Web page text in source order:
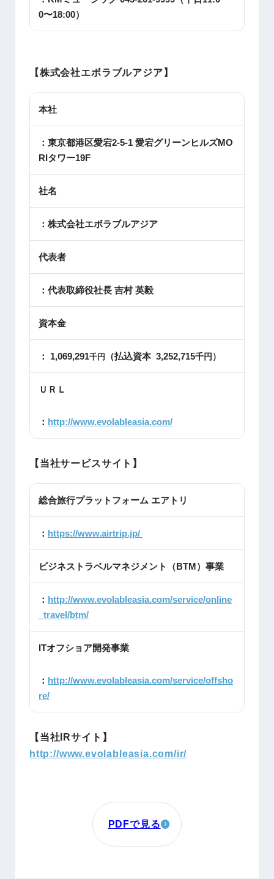
0〜18:00）
【株式会社エボラブルアジア】
本社
：東京都港区愛宕2-5-1 愛宕グリーンヒルズMO
RIタワー19F
社名
：株式会社エボラブルアジア
代表者
：代表取締役社長 吉村 英毅
資本金
： 1,069,291千円 （払込資本 3,252,715千円）
ＵＲＬ
： http://www.evolableasia.com/
【当社サービスサイト】
総合旅行プラットフォーム エアトリ
： https://www.airtrip.jp/
ビジネストラベルマネジメント（BTM）事業
： http://www.evolableasia.com/service/online
_travel/btm/
ITオフショア開発事業
： http://www.evolableasia.com/service/offsho
re/
【当社IRサイト】
http://www.evolableasia.com/ir/
PDFで見る